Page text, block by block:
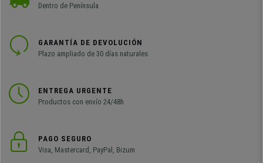
Dentro de Península
GARANTÍA DE DEVOLUCIÓN
Plazo ampliado de 30 días naturales
ENTREGA URGENTE
Productos con envío 24/48h
PAGO SEGURO
Visa, Mastercard, PayPal, Bizum